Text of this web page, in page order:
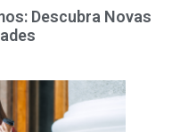
Descubra Novas